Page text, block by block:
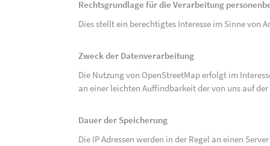
Rechtsgrundlage für die Verarbeitung
Dies stellt ein berechtigtes Interesse im Sinne von
Zweck der Datenverarbeitung
Die Nutzung von OpenStreetMap erfolgt im
an einer leichten Auffindbarkeit der von uns auf
Dauer der Speicherung
Die IP Adressen werden in der Regel an einen